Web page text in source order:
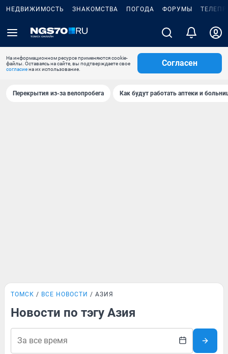
НЕДВИЖИМОСТЬ ЗНАКОМСТВА ПОГОДА ФОРУМЫ
На информационном ресурсе применяются cookie-
файлы. Оставаясь на сайте, вы подтверждаете свое
согласиена их использование.
Согласен
Перекрытия из-за велопробега Как будут работать аптеки и
ТОМСК ВСЕ НОВОСТИ АЗИЯ
Новости по тэгу Азия